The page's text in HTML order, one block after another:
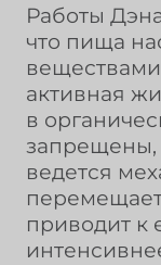
Работы
что пища
активная
в
запрещены,
ведется
приводит к